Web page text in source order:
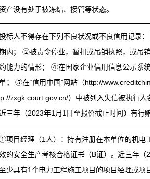
产没有处于被冻结、接管等状态。
标人不得存在下列不良状况或不良信用记录
内； ②被责令停业，暂扣或吊销执照，或吊
能力的情形； ④在国家企业信用信息公示系
； ⑤在“信用中国”网站（http://
zxgk.court.gov.cn/）中被列入失信被执行
三年（2023年1月1日至报价截止时间）有行
项目经理（1人）：持有注册在本单位的机电
的安全生产考核合格证书（B证）。近三年
少具有1个电力工程施工项目的项目经理或